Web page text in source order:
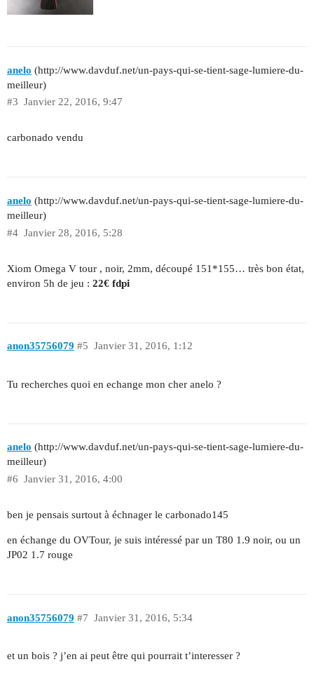
anelo (http://www.davduf.net/un-pays-qui-se-tient-sage-lumiere-du-
meilleur)
Janvier 22, 2016, 9:47
#3
carbonado vendu
anelo (http://www.davduf.net/un-pays-qui-se-tient-sage-lumiere-du-
meilleur)
Janvier 28, 2016, 5:28
#4
Xiom Omega V tour , noir, 2mm, découpé 151*155… très bon état,
environ 5h de jeu : 22€ fdpi
anon35756079 Janvier 31, 2016, 1:12
#5
Tu recherches quoi en echange mon cher anelo ?
anelo (http://www.davduf.net/un-pays-qui-se-tient-sage-lumiere-du-
meilleur)
Janvier 31, 2016, 4:00
#6
ben je pensais surtout à échnager le carbonado145
en échange du OVTour, je suis intéressé par un T80 1.9 noir, ou un
JP02 1.7 rouge
anon35756079 Janvier 31, 2016, 5:34
#7
et un bois ? j’en ai peut être qui pourrait t’interesser ?